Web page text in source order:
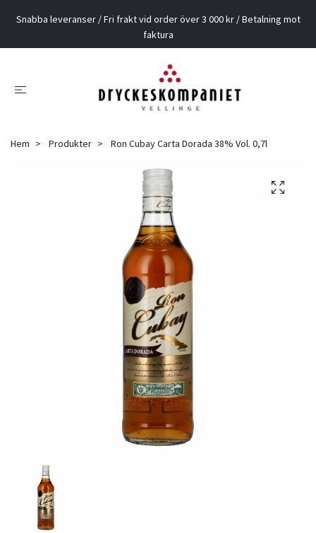
Snabba leveranser / Fri frakt vid order över 3 000 kr / Betalning mot
faktura
Hem Produkter Ron Cubay Carta Dorada 38% Vol. 0,7l